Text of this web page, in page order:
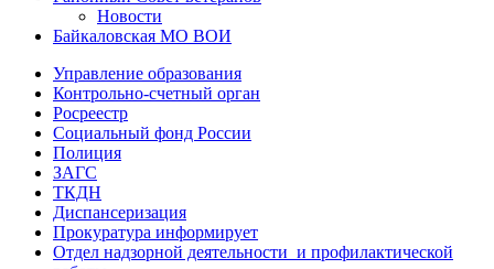
Новости
Байкаловская МО ВОИ
Управление образования
Контрольно-счетный орган
Росреестр
Социальный фонд России
Полиция
ЗАГС
ТКДН
Диспансеризация
Прокуратура информирует
Отдел надзорной деятельности и профилактической